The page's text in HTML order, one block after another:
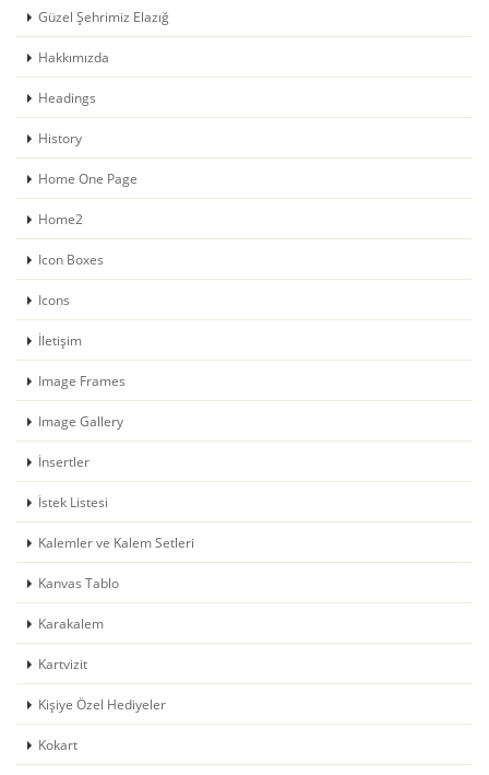
Güzel Şehrimiz Elazığ
Hakkımızda
Headings
History
Home One Page
Home2
Icon Boxes
Icons
İletişim
Image Frames
Image Gallery
İnsertler
İstek Listesi
Kalemler ve Kalem Setleri
Kanvas Tablo
Karakalem
Kartvizit
Kişiye Özel Hediyeler
Kokart